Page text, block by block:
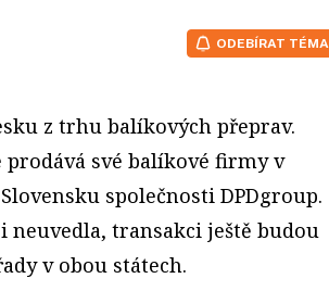
ODEBÍRAT TÉMA
z trhu balíkových přeprav.
prodává své balíkové firmy v
společnosti DPDgroup.
neuvedla, transakci ještě budou
v obou státech.